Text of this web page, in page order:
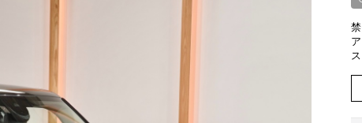
iRで愛車を売却されたお客様の声
BMWミニ メンテナンスUser's Voice
Part's Report
リクルー
残価ロ